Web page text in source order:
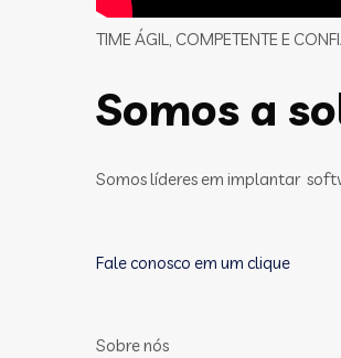
TIME ÁGIL, COMPETENTE E
Somos a
Somos líderes em implantar
Fale conosco em um clique
Sobre nós